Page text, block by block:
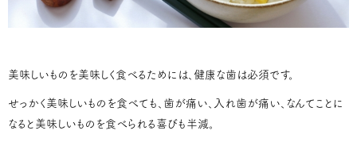
美味しいものを美味しく食べるためには、健康な歯は必須です。
せっかく美味しいものを食べても、歯が痛い、入れ歯が痛い、なんてことに
なると美味しいものを食べられる喜びも半減。